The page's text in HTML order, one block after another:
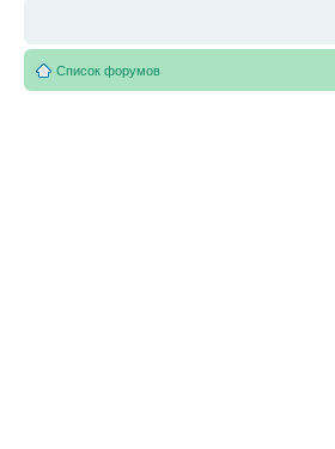
Список форумов